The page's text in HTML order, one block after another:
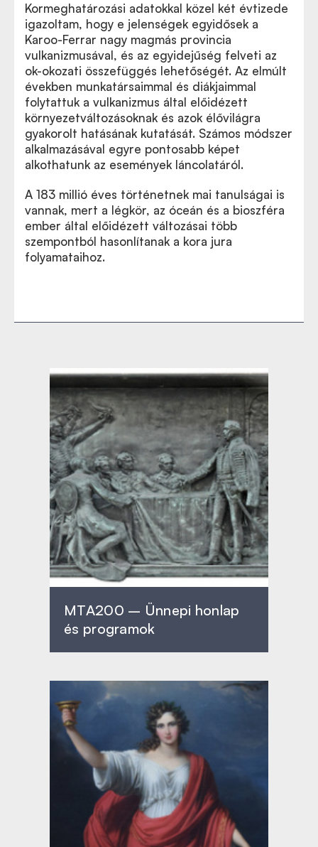
Kormeghatározási adatokkal közel két évtizede
igazoltam, hogy e jelenségek egyidősek a
Karoo-Ferrar nagy magmás provincia
vulkanizmusával, és az egyidejűség felveti az
ok-okozati összefüggés lehetőségét. Az elmúlt
években munkatársaimmal és diákjaimmal
folytattuk a vulkanizmus által előidézett
környezetváltozásoknak és azok élővilágra
gyakorolt hatásának kutatását. Számos módszer
alkalmazásával egyre pontosabb képet
alkothatunk az események láncolatáról.
A 183 millió éves történetnek mai tanulságai is
vannak, mert a légkör, az óceán és a bioszféra
ember által előidézett változásai több
szempontból hasonlítanak a kora jura
folyamataihoz.
MTA200 – Ünnepi honlap
és programok